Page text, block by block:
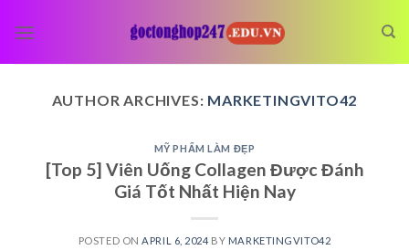
AUTHOR ARCHIVES: MARKETINGVITO42
MỸ PHẨM LÀM ĐẸP
[Top 5] Viên Uống Collagen Được Đánh
Giá Tốt Nhất Hiện Nay
POSTED ON APRIL 6, 2024 BY MARKETINGVITO42